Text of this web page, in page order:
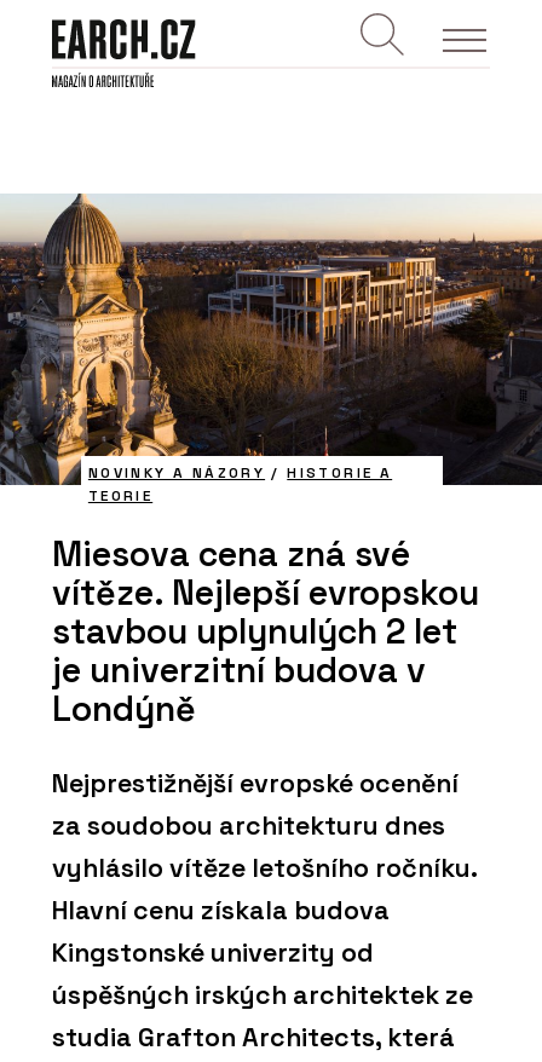
NOVINKY A NÁZORY /HISTORIE A
TEORIE
Miesova cena zná své
vítěze. Nejlepší evropskou
stavbou uplynulých 2 let
je univerzitní budova v
Londýně
Nejprestižnější evropské ocenění
za soudobou architekturu dnes
vyhlásilo vítěze letošního ročníku.
Hlavní cenu získala budova
Kingstonské univerzity od
úspěšných irských architektek ze
studia Grafton Architects, která